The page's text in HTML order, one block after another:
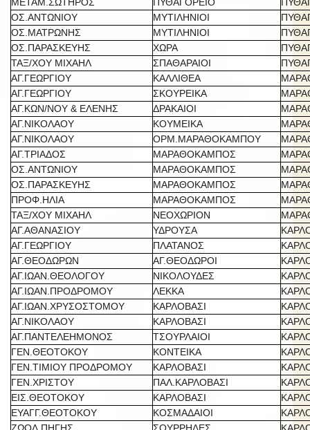
ΟΣ.ΑΝΤΩΝΙΟΥ
ΜΥΤΙΛΗΝΙΟΙ
ΟΣ.ΜΑΤΡΩΝΗΣ
ΜΥΤΙΛΗΝΙΟΙ
ΟΣ.ΠΑΡΑΣΚΕΥΗΣ
ΧΩΡΑ
ΤΑΞ/ΧΟΥ ΜΙΧΑΗΛ
ΣΠΑΘΑΡΑΙΟΙ
ΑΓ.ΓΕΩΡΓΙΟΥ
ΚΑΛΛΙΘΕΑ
ΑΓ.ΓΕΩΡΓΙΟΥ
ΣΚΟΥΡΕΙΚΑ
ΑΓ.ΚΩΝ/ΝΟΥ & ΕΛΕΝΗΣ
ΔΡΑΚΑΙΟΙ
ΑΓ.ΝΙΚΟΛΑΟΥ
ΚΟΥΜΕΙΚΑ
ΑΓ.ΝΙΚΟΛΑΟΥ
ΟΡΜ.ΜΑΡΑΘΟΚΑΜΠΟΥ
ΑΓ.ΤΡΙΑΔΟΣ
ΜΑΡΑΘΟΚΑΜΠΟΣ
ΟΣ.ΑΝΤΩΝΙΟΥ
ΜΑΡΑΘΟΚΑΜΠΟΣ
ΟΣ.ΠΑΡΑΣΚΕΥΗΣ
ΜΑΡΑΘΟΚΑΜΠΟΣ
ΠΡΟΦ.ΗΛΙΑ
ΜΑΡΑΘΟΚΑΜΠΟΣ
ΤΑΞ/ΧΟΥ ΜΙΧΑΗΛ
ΝΕΟΧΩΡΙΟΝ
ΑΓ.ΑΘΑΝΑΣΙΟΥ
ΥΔΡΟΥΣΑ
ΑΓ.ΓΕΩΡΓΙΟΥ
ΠΛΑΤΑΝΟΣ
ΑΓ.ΘΕΟΔΩΡΩΝ
ΑΓ.ΘΕΟΔΩΡΟΙ
ΑΓ.ΙΩΑΝ.ΘΕΟΛΟΓΟΥ
ΝΙΚΟΛΟΥΔΕΣ
ΑΓ.ΙΩΑΝ.ΠΡΟΔΡΟΜΟΥ
ΛΕΚΚΑ
ΑΓ.ΙΩΑΝ.ΧΡΥΣΟΣΤΟΜΟΥ
ΚΑΡΛΟΒΑΣΙ
ΑΓ.ΝΙΚΟΛΑΟΥ
ΚΑΡΛΟΒΑΣΙ
ΑΓ.ΠΑΝΤΕΛΕΗΜΟΝΟΣ
ΤΣΟΥΡΛΑΙΟΙ
ΓΕΝ.ΘΕΟΤΟΚΟΥ
ΚΟΝΤΕΙΚΑ
ΓΕΝ.ΤΙΜΙΟΥ ΠΡΟΔΡΟΜΟΥ
ΚΑΡΛΟΒΑΣΙ
ΓΕΝ.ΧΡΙΣΤΟΥ
ΠΑΛ.ΚΑΡΛΟΒΑΣΙ
ΕΙΣ.ΘΕΟΤΟΚΟΥ
ΚΑΡΛΟΒΑΣΙ
ΕΥΑΓΓ.ΘΕΟΤΟΚΟΥ
ΚΟΣΜΑΔΑΙΟΙ